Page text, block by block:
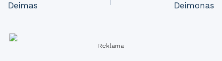
navigation
Deimas Deimonas
Reklama